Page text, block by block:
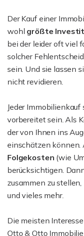
Der Kauf einer
wohl größte
bei der leider oft viel
solcher
sein. Und sie lassen
nicht revidieren.
Jeder
vorbereitet sein. Als
der von Ihnen ins
einschätzen können.
Folgekosten (wie
berücksichtigen.
zusammen zu
und vieles mehr.
Die meisten
Otto & Otto